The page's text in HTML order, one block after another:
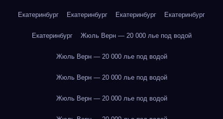
Екатеринбург Екатеринбург Екатеринбург Екатеринбург
Екатеринбург Жюль Верн — 20 000 лье под водой
Жюль Верн — 20 000 лье под водой
Жюль Верн — 20 000 лье под водой
Жюль Верн — 20 000 лье под водой